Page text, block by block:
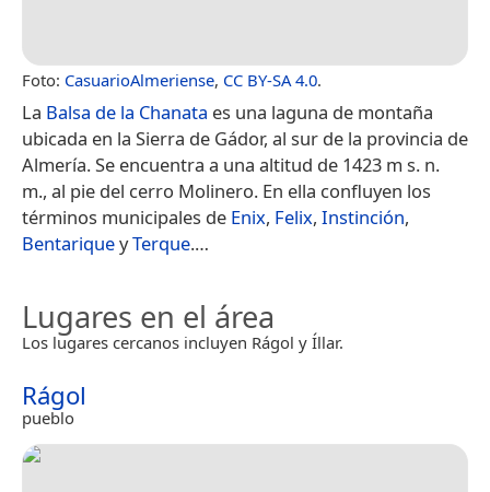
Foto: CasuarioAlmeriense, CC BY-SA 4.0.
La Balsa de la Chanata es una laguna de montaña
ubicada en la Sierra de Gádor, al sur de la provincia de
Almería. Se encuentra a una altitud de 1423 m s. n.
m., al pie del cerro Molinero.​ En ella confluyen los
términos municipales de Enix, Felix, Instinción,
BentariqueyTerque.​…
Lugares en el área
Los lugares cercanos incluyen Rágol y Íllar.
Rágol
pueblo